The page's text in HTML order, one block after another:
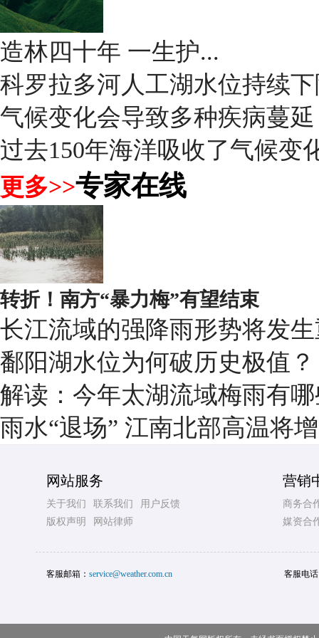
造林四十年 一生护...
科罗拉多河人工湖水位持续
气候变化会导致多种疾病蔓延
过去150年海洋吸收了气候变
更多>>专家在线
转折！南方“暴力梅”有望结束
长江流域的强降雨形势将发
鄱阳湖水位为何破历史极值？
解读：今年太湖流域梅雨有
雨水“退场” 江南北部高温将
网站服务
关于我们 联系我们
用户反馈
版权声明
网站律师
营销
商务合
媒资合
客服邮箱： service@weather.com.cn 客服电